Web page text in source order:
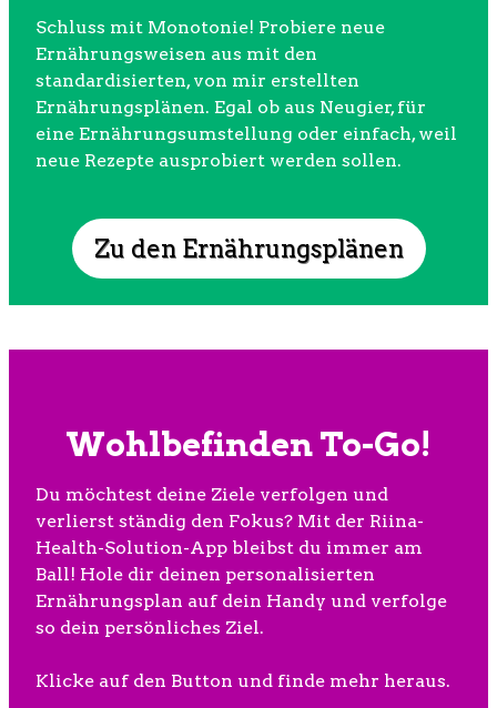
Schluss mit Monotonie! Probiere neue
Ernährungsweisen aus mit den
standardisierten, von mir erstellten
Ernährungsplänen. Egal ob aus Neugier, für
eine Ernährungsumstellung oder einfach, weil
neue Rezepte ausprobiert werden sollen.
Zu den Ernährungsplänen
Wohlbefinden To-Go!
Du möchtest deine Ziele verfolgen und
verlierst ständig den Fokus? Mit der Riina-
Health-Solution-App bleibst du immer am
Ball! Hole dir deinen personalisierten
Ernährungsplan auf dein Handy und verfolge
so dein persönliches Ziel.
Klicke auf den Button und finde mehr heraus.